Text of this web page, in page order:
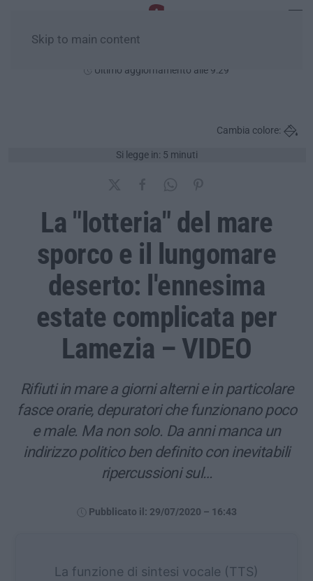
Skip to main content
Ultimo aggiornamento alle 9:29
Si legge in: 5 minuti
Cambia colore:
La "lotteria" del mare
sporco e il lungomare
deserto: l'ennesima
estate complicata per
Lamezia – VIDEO
Rifiuti in mare a giorni alterni e in particolare
fasce orarie, depuratori che funzionano poco
e male. Ma non solo. Da anni manca un
indirizzo politico ben definito con inevitabili
ripercussioni sul…
Pubblicato il: 29/07/2020 – 16:43
La funzione di sintesi vocale (TTS)